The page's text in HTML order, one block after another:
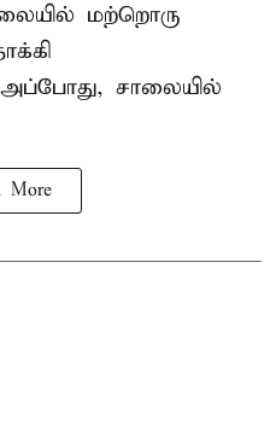
மற்றொரு
சாலையில்
More